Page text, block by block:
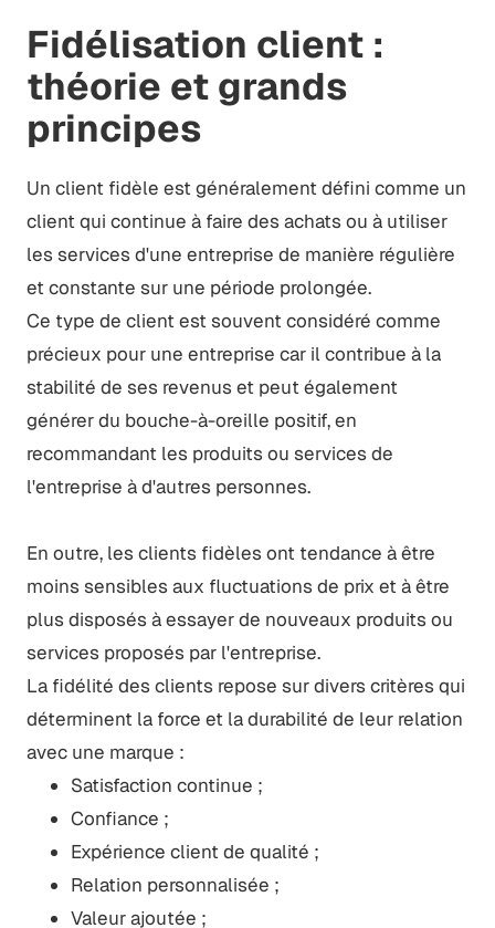
Fidélisation client :
théorie et grands
principes
Un client fidèle est généralement défini comme un
client qui continue à faire des achats ou à utiliser
les services d'une entreprise de manière régulière
et constante sur une période prolongée.
Ce type de client est souvent considéré comme
précieux pour une entreprise car il contribue à la
stabilité de ses revenus et peut également
générer du bouche-à-oreille positif, en
recommandant les produits ou services de
l'entreprise à d'autres personnes.
En outre, les clients fidèles ont tendance à être
moins sensibles aux fluctuations de prix et à être
plus disposés à essayer de nouveaux produits ou
services proposés par l'entreprise.
La fidélité des clients repose sur divers critères qui
déterminent la force et la durabilité de leur relation
avec une marque :
Satisfaction continue ;
Confiance ;
Expérience client de qualité ;
Relation personnalisée ;
Valeur ajoutée ;